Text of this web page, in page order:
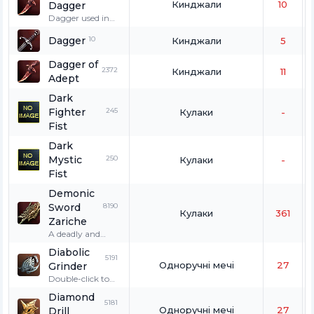
wolves, and
fenrir.
Dagger
Dagger used in
the purity of
Кинджали 10
Dagger 10 Кинджали 5
Dagger of
Adept
2372 Кинджали 11
Dark
Fighter
Fist
245 Кулаки -
Dark
Mystic
Fist
250 Кулаки -
Demonic
Sword
Zariche
8190
A deadly and
sword that was
once wielded by
the devil
himself. It is
Кулаки 361
Diabolic
Grinder
5191
Double-click to
used by a
Одноручні мечі 27
Diamond
Drill
5181
Одноручні мечі 27